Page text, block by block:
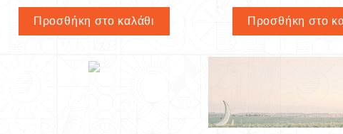
Προσθήκη στο καλάθι Προσθήκη στο